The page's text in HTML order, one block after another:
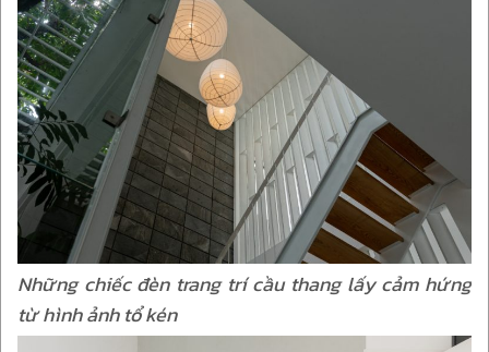
Những chiếc đèn trang trí cầu thang lấy cảm hứng
từ hình ảnh tổ kén